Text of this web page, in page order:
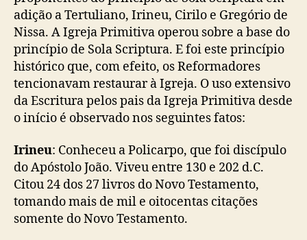
adição a Tertuliano, Irineu, Cirilo e Gregório de
Nissa. A Igreja Primitiva operou sobre a base do
princípio de Sola Scriptura. E foi este princípio
histórico que, com efeito, os Reformadores
tencionavam restaurar à Igreja. O uso extensivo
da Escritura pelos pais da Igreja Primitiva desde
o início é observado nos seguintes fatos:
Irineu: Conheceu a Policarpo, que foi discípulo
do Apóstolo João. Viveu entre 130 e 202 d.C.
Citou 24 dos 27 livros do Novo Testamento,
tomando mais de mil e oitocentas citações
somente do Novo Testamento.